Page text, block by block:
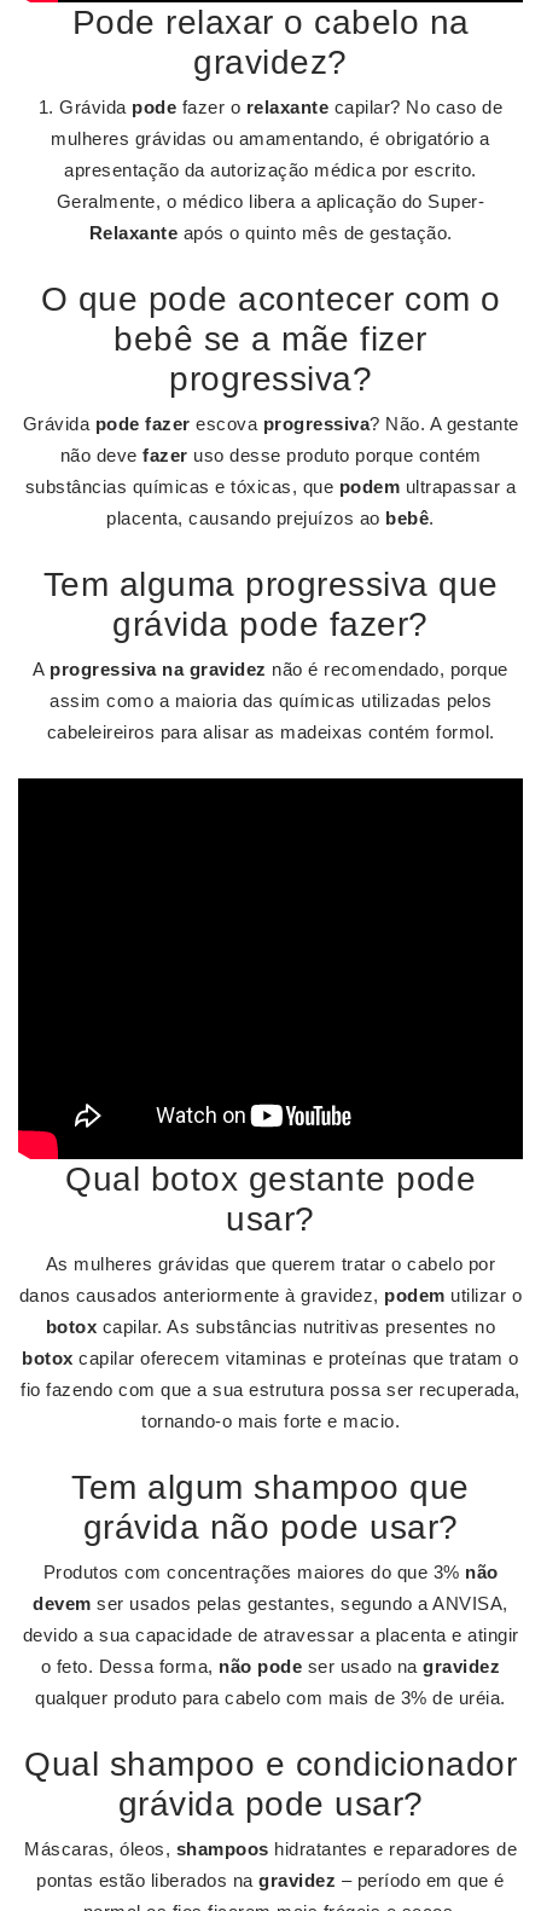
Pode relaxar o cabelo na
gravidez?
1. Grávida pode fazer o relaxante capilar? No caso de
mulheres grávidas ou amamentando, é obrigatório a
apresentação da autorização médica por escrito.
Geralmente, o médico libera a aplicação do Super-
Relaxante após o quinto mês de gestação.
O que pode acontecer com o
bebê se a mãe fizer
progressiva?
Grávida pode fazer escova progressiva? Não. A gestante
não deve fazer uso desse produto porque contém
substâncias químicas e tóxicas, que podem ultrapassar a
placenta, causando prejuízos ao bebê.
Tem alguma progressiva que
grávida pode fazer?
A progressiva na gravidez não é recomendado, porque
assim como a maioria das químicas utilizadas pelos
cabeleireiros para alisar as madeixas contém formol.
Qual botox gestante pode
usar?
As mulheres grávidas que querem tratar o cabelo por
danos causados anteriormente à gravidez, podem utilizar o
botox capilar. As substâncias nutritivas presentes no
botox capilar oferecem vitaminas e proteínas que tratam o
fio fazendo com que a sua estrutura possa ser recuperada,
tornando-o mais forte e macio.
Tem algum shampoo que
grávida não pode usar?
Produtos com concentrações maiores do que 3% não
devem ser usados pelas gestantes, segundo a ANVISA,
devido a sua capacidade de atravessar a placenta e atingir
o feto. Dessa forma, não pode ser usado nagravidez
qualquer produto para cabelo com mais de 3% de uréia.
Qual shampoo e condicionador
grávida pode usar?
Máscaras, óleos, shampoos hidratantes e reparadores de
pontas estão liberados nagravidez – período em que é